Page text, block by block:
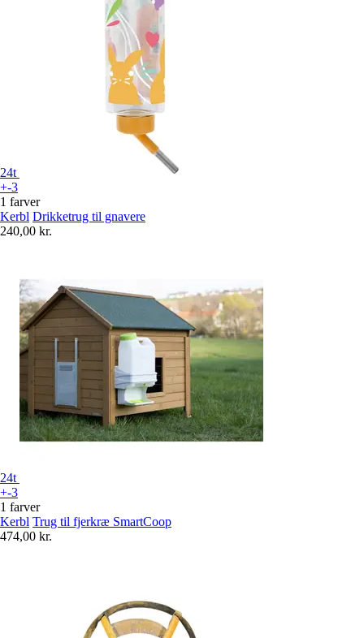
24t
+-3
1 farver
Kerbl Drikketrug til gnavere
240,00 kr.
24t
+-3
1 farver
Kerbl Trug til fjerkræ SmartCoop
474,00 kr.